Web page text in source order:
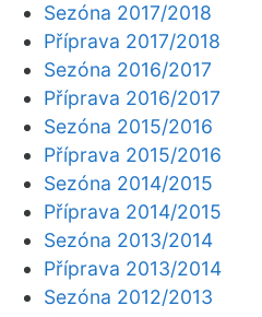
Sezóna 2017/2018
Příprava 2017/2018
Sezóna 2016/2017
Příprava 2016/2017
Sezóna 2015/2016
Příprava 2015/2016
Sezóna 2014/2015
Příprava 2014/2015
Sezóna 2013/2014
Příprava 2013/2014
Sezóna 2012/2013